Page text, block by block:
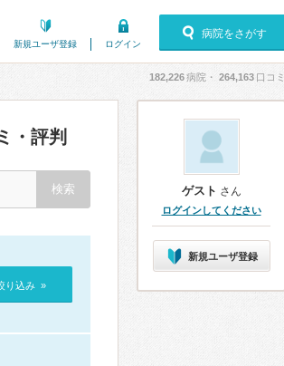
新規ユーザ登録 ログイン
病院をさがす
182,226病院・ 264,163 口コミ
・評判
り込み »
ゲスト さん
ログインしてください
新規ユーザ登録